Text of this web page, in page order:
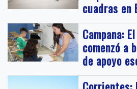
cuadras en
Campana:
comenzó a
de apoyo